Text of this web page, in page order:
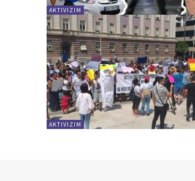
AKTIVIZIM
AKTIVIZIM